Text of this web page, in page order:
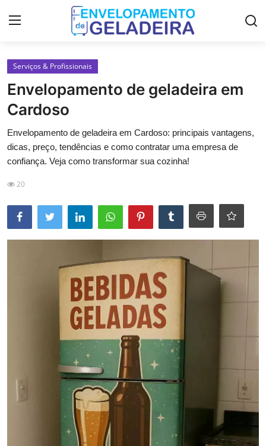
Login
Curso de Envelopamento de
Geladeira
Galeria
Serviços & Profissionais
Envelopamento de geladeira em
Cardoso
Envelopamento de geladeira em Cardoso: principais vantagens,
dicas, preço, tendências e como contratar uma empresa de
confiança. Veja como transformar sua cozinha!
20